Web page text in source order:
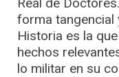
forma tangencial
Historia es la
hechos
lo militar en su